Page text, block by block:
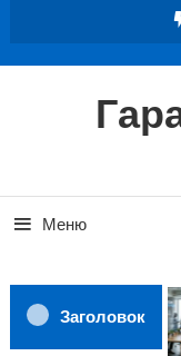
Меню
Заголовок